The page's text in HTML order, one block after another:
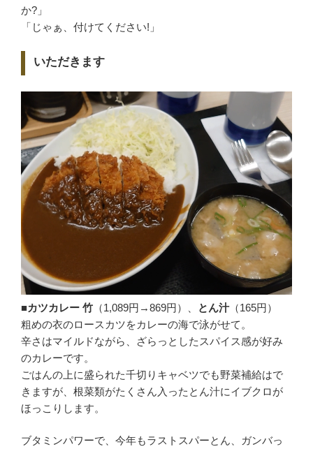
か?」
「じゃぁ、付けてください!」
いただきます
■カツカレー 竹 （1,089円→869円）、 とん汁（165円）
粗めの衣のロースカツをカレーの海で泳がせて。
辛さはマイルドながら、ざらっとしたスパイス感が好み
のカレーです。
ごはんの上に盛られた千切りキャベツでも野菜補給はで
きますが、根菜類がたくさん入ったとん汁にイブクロが
ほっこりします。
ブタミンパワーで、今年もラストスパーとん、ガンバっ